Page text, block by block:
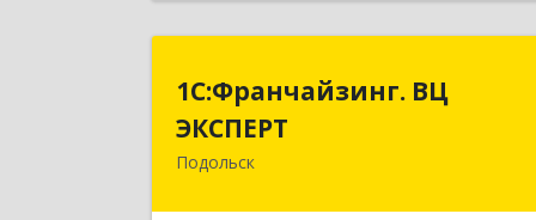
1С:Франчайзинг. ВЦ
ЭКСПЕРТ
Подольск
1С:Франчайзинг. ВЦ
ЭКСПЕРТ